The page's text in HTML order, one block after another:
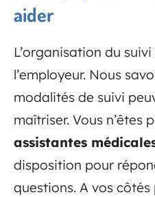
aider
L’organisation du
l’employeur. Nous
modalités de suivi
maîtriser. Vous n’êtes
assistantes
disposition pour
questions. A vos